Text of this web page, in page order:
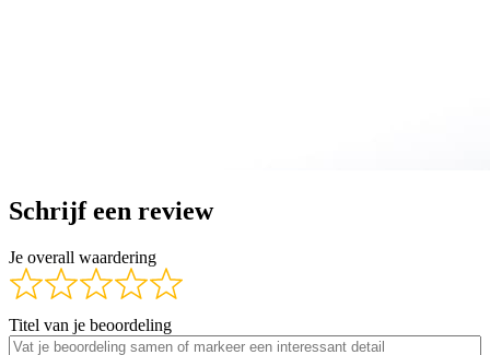
Schrijf een review
Je overall waardering
Titel van je beoordeling